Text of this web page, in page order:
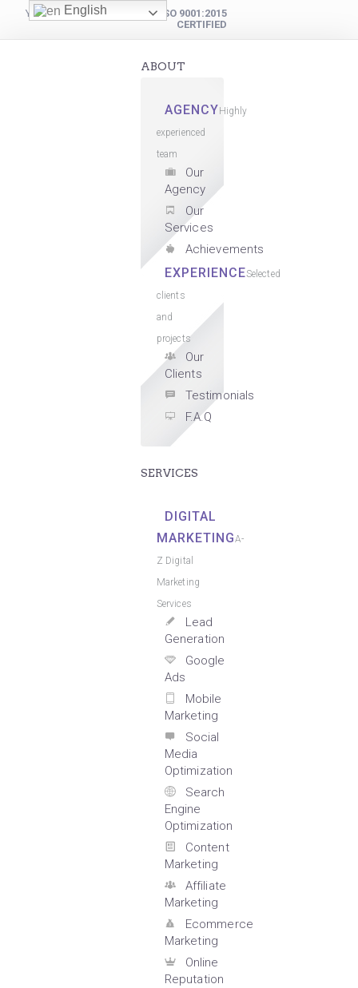
YOUR DIGITAL PARTNER
ISO 9001:2015
CERTIFIED
ABOUT
AGENCY Highly
experienced
team
Our
Agency
Our
Services
Achievements
EXPERIENCESelected
clients
and
projects
Our
Clients
Testimonials
F.A.Q
SERVICES
DIGITAL
MARKETINGA-
Z Digital
Marketing
Services
Lead
Generation
Google
Ads
Mobile
Marketing
Social
Media
Optimization
Search
Engine
Optimization
Content
Marketing
Affiliate
Marketing
Ecommerce
Marketing
Online
Reputation
English